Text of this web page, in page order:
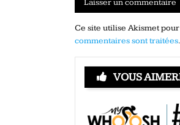
Ce site utilise Akismet
commentaires sont traitées.
VOUS